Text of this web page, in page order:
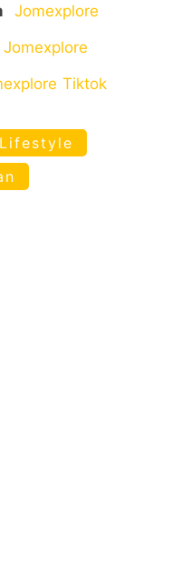
Jomexplore
Jomexplore
Tiktok
Lifestyle